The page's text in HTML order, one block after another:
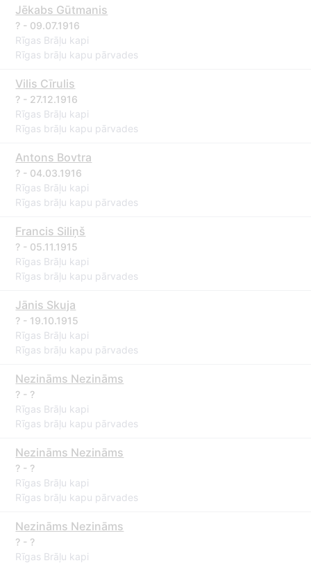
Jēkabs Gūtmanis
? - 09.07.1916
Rīgas Brāļu kapi
Rīgas brāļu kapu pārvades
Vilis Cīrulis
? - 27.12.1916
Rīgas Brāļu kapi
Rīgas brāļu kapu pārvades
Antons Bovtra
? - 04.03.1916
Rīgas Brāļu kapi
Rīgas brāļu kapu pārvades
Francis Siliņš
? - 05.11.1915
Rīgas Brāļu kapi
Rīgas brāļu kapu pārvades
Jānis Skuja
? - 19.10.1915
Rīgas Brāļu kapi
Rīgas brāļu kapu pārvades
Nezināms Nezināms
? - ?
Rīgas Brāļu kapi
Rīgas brāļu kapu pārvades
Nezināms Nezināms
? - ?
Rīgas Brāļu kapi
Rīgas brāļu kapu pārvades
Nezināms Nezināms
? - ?
Rīgas Brāļu kapi